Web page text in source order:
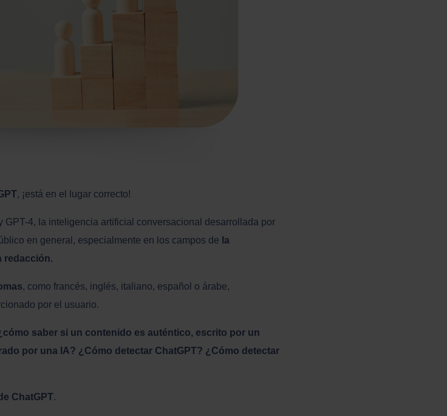
, ¡está en el lugar correcto!
GPT-4, la inteligencia artificial conversacional desarrollada por
en general, especialmente en los campos de la
redacción.
, como francés, inglés, italiano, español o árabe,
por el usuario.
saber si un contenido es auténtico, escrito por un
por una IA? ¿Cómo detectar ChatGPT? ¿Cómo detectar
ChatGPT.